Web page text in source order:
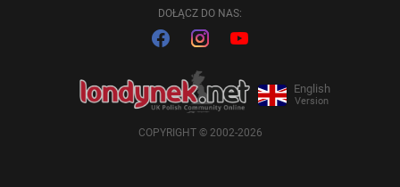
DOŁĄCZ DO NAS:
English
Version
COPYRIGHT © 2002-2026